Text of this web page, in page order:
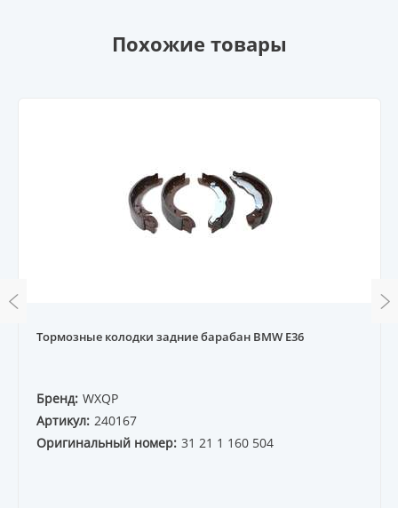
Похожие товары
Тормозные колодки задние барабан BMW E36
Бренд: WXQP
Артикул: 240167
Оригинальный номер: 31 21 1 160 504